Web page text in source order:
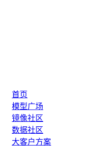
首页
模型广场
镜像社区
数据社区
大客户方案